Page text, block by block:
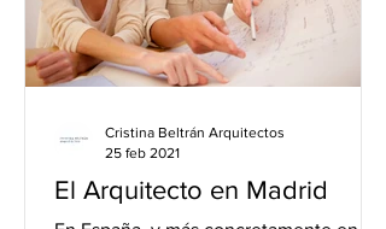
El Arquitecto en Madrid
Cristina Beltrán Arquitectos
25 feb 2021